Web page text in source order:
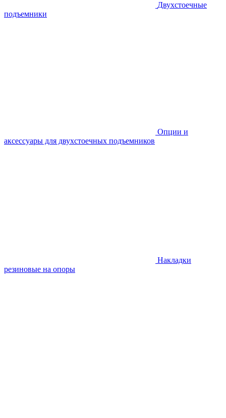
Двухстоечные
подъемники
Опции и
аксессуары для двухстоечных подъемников
Накладки
резиновые на опоры